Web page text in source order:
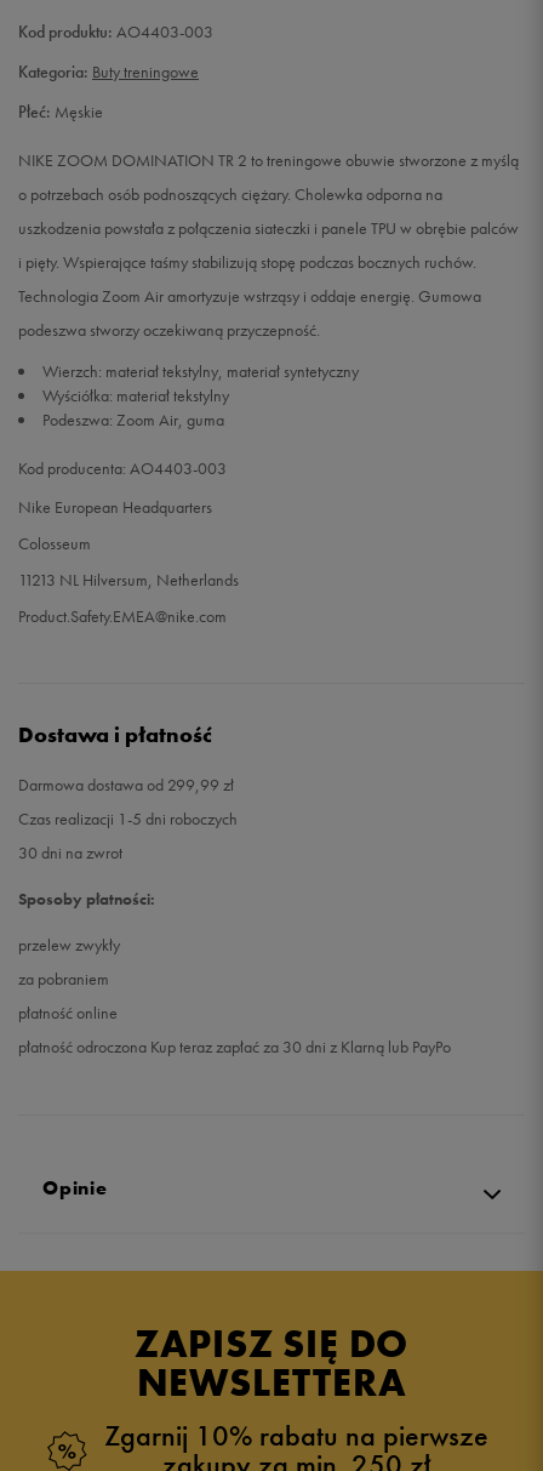
43 27,5 cm
44,5 28,5 cm Powiadom o dostępności
45 29 cm Powiadom o dostępności
46 30 cm Powiadom o dostępności
Kod produktu: AO4403-003
Kategoria: Buty treningowe
Płeć: Męskie
NIKE ZOOM DOMINATION TR 2 to treningowe obuwie stworzone z myślą
o potrzebach osób podnoszących ciężary. Cholewka odporna na
uszkodzenia powstała z połączenia siateczki i panele TPU w obrębie palców
i pięty. Wspierające taśmy stabilizują stopę podczas bocznych ruchów.
Technologia Zoom Air amortyzuje wstrząsy i oddaje energię. Gumowa
podeszwa stworzy oczekiwaną przyczepność.
Wierzch: materiał tekstylny, materiał syntetyczny
Wyściółka: materiał tekstylny
Podeszwa: Zoom Air, guma
Kod producenta: AO4403-003
Nike European Headquarters
Colosseum
11213 NL Hilversum, Netherlands
Product.Safety.EMEA@nike.com
Dostawa i płatność
Darmowa dostawa od 299,99 zł
Czas realizacji 1-5 dni roboczych
30 dni na zwrot
Sposoby płatności:
przelew zwykły
za pobraniem
płatność online
płatność odroczona Kup teraz zapłać za 30 dni z Klarną lub PayPo
Opinie
ZAPISZ SIĘ DO
NEWSLETTERA
Zgarnij 10% rabatu na pierwsze